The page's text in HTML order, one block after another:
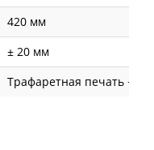
420 мм
± 20 мм
Трафаретная печать +